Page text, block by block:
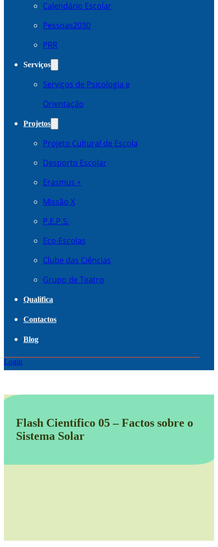
Calendário Escolar
Pessoas2030
PRR
Serviços
Serviços de Psicologia e
Orientação
Projetos
Projeto Cultural de Escola
Desporto Escolar
Erasmus +
Missão X
P.E.P.S.
Eco-Escolas
Clube das Ciências
Grupo de Teatro
Qualifica
Contactos
Blog
Login
Flash Científico 05 – Factos sobre o
Sistema Solar